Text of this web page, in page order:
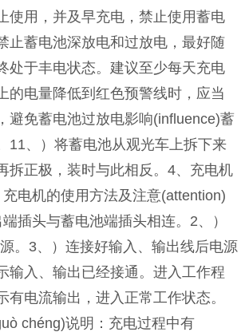
使用，并及早充电，禁止使用蓄电
止蓄电池深放电和过放电，最好随
处于丰电状态。建议至少每天充电
的电量降低到红色预警线时，应当
避免蓄电池过放电影响(influence)蓄
11、）将蓄电池从观光车上拆下来
拆正极，装时与此相反。4、充电机
电机的使用方法及注意(attention)
插头与蓄电池端插头相连。2、）
。3、）连接好输入、输出线后电源
输入、输出已经接通。进入工作程
有电流输出，进入正常工作状态。
chéng)说明：充电过程中有